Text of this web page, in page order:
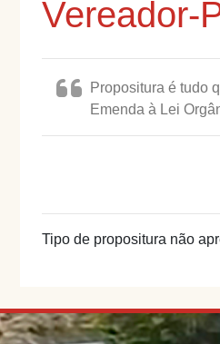
Vereador-
Propositura é tudo
Emenda à Lei
Tipo de propositura não